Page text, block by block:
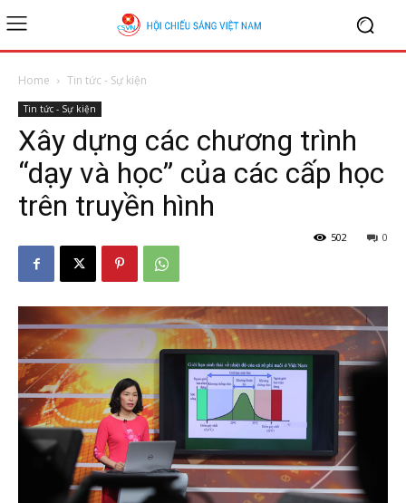
Home Tin tức - Sự kiện
Tin tức - Sự kiện
Xây dựng các chương trình
“dạy và học” của các cấp học
trên truyền hình
0
502